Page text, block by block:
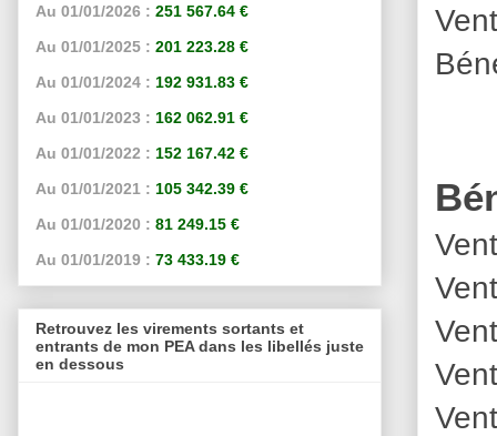
Au 01/01/2026 : 251 567.64 €
Au 01/01/2025 : 201 223.28 €
Au 01/01/2024 : 192 931.83 €
Au 01/01/2023 : 162 062.91 €
Au 01/01/2022 : 152 167.42 €
Au 01/01/2021 : 105 342.39 €
Au 01/01/2020 : 81 249.15 €
Au 01/01/2019 : 73 433.19 €
Retrouvez les virements sortants et
entrants de mon PEA dans les libellés juste
en dessous